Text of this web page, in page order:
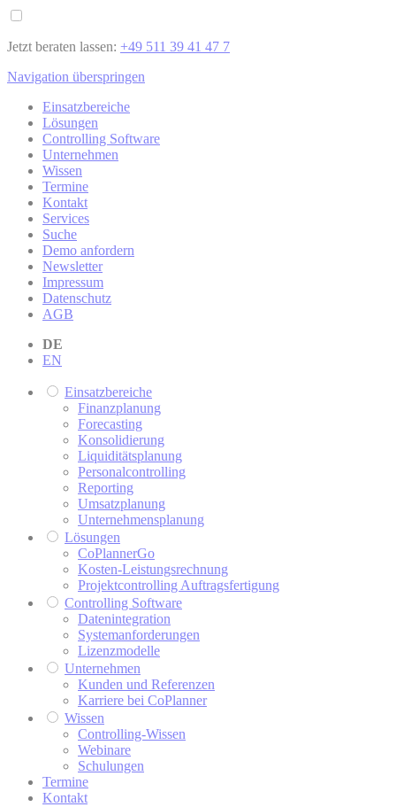
Jetzt beraten lassen: +49 511 39 41 47 7
Navigation überspringen
Einsatzbereiche
Lösungen
Controlling Software
Unternehmen
Wissen
Termine
Kontakt
Services
Suche
Demo anfordern
Newsletter
Impressum
Datenschutz
AGB
DE
EN
Einsatzbereiche
Finanzplanung
Forecasting
Konsolidierung
Liquiditätsplanung
Personalcontrolling
Reporting
Umsatzplanung
Unternehmensplanung
Lösungen
CoPlannerGo
Kosten-Leistungsrechnung
Projektcontrolling Auftragsfertigung
Controlling Software
Datenintegration
Systemanforderungen
Lizenzmodelle
Unternehmen
Kunden und Referenzen
Karriere bei CoPlanner
Wissen
Controlling-Wissen
Webinare
Schulungen
Termine
Kontakt